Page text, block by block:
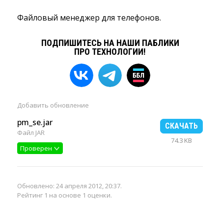
Файловый менеджер для телефонов.
ПОДПИШИТЕСЬ НА НАШИ ПАБЛИКИ
ПРО ТЕХНОЛОГИИ!
Добавить обновление
pm_se.jar
Файл JAR
Проверен
СКАЧАТЬ
74.3 KB
Обновлено: 24 апреля 2012, 20:37.
Рейтинг 1 на основе 1 оценки.